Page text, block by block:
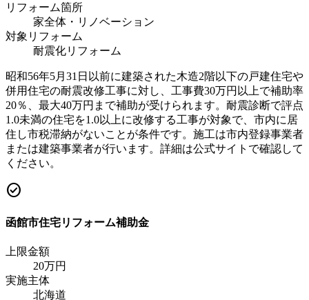
リフォーム箇所
家全体・リノベーション
対象リフォーム
耐震化リフォーム
昭和56年5月31日以前に建築された木造2階以下の戸建住宅や
併用住宅の耐震改修工事に対し、工事費30万円以上で補助率
20％、最大40万円まで補助が受けられます。耐震診断で評点
1.0未満の住宅を1.0以上に改修する工事が対象で、市内に居
住し市税滞納がないことが条件です。施工は市内登録事業者
または建築事業者が行います。詳細は公式サイトで確認して
ください。
check_circle
函館市住宅リフォーム補助金
上限金額
20万円
実施主体
北海道